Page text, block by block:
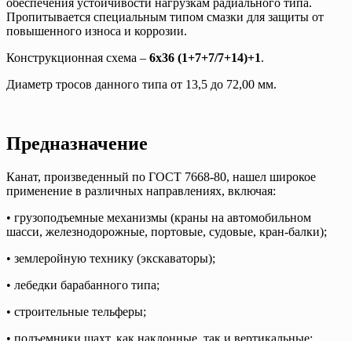
Пропитывается специальным типом смазки для защиты от
повышенного износа и коррозии.
Конструкционная схема – 6х36 (1+7+7/7+14)+1.
Диаметр тросов данного типа от 13,5 до 72,00 мм.
Предназначение
Канат, произведенный по ГОСТ 7668-80, нашел широкое
применение в различных направлениях, включая:
• грузоподъемные механизмы (краны на автомобильном
шасси, железнодорожные, портовые, судовые, кран-балки);
• землеройную технику (экскаваторы);
• лебедки барабанного типа;
• строительные тельферы;